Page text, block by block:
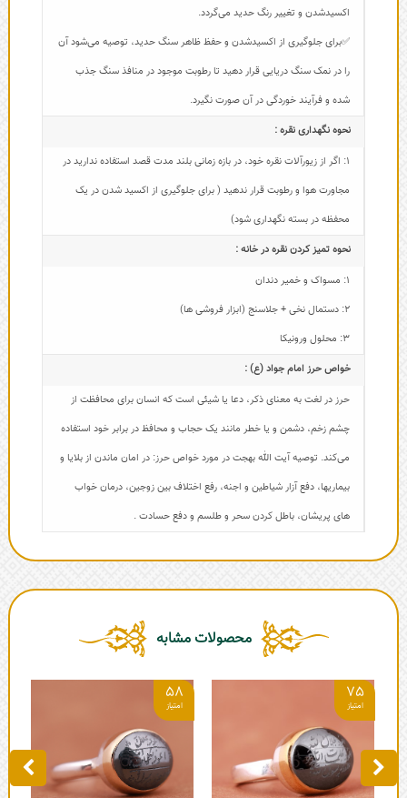
اکسیدشدن و تغییر رنگ حدید می‌گردد.
✅برای جلوگیری از اکسیدشدن و حفظ ظاهر سنگ حدید، توصیه می‌شود آن
را در نمک سنگ دریایی قرار دهید تا رطوبت موجود در منافذ سنگ جذب
شده و فرآیند خوردگی در آن صورت نگیرد.
نحوه نگهداری نقره :
1: اگر از زیورآلات نقره خود، در بازه زمانی بلند مدت قصد استفاده ندارید در
مجاورت هوا و رطوبت قرار ندهید ( برای جلوگیری از اکسید شدن در یک
محفظه در بسته نگهداری شود)
نحوه تمیز کردن نقره در خانه :
1: مسواک و خمیر دندان
2: دستمال نخی + جلاسنج (ابزار فروشی ها)
3: محلول ورونیکا
خواص حرز امام جواد (ع) :
حرز در لغت به معنای ذکر، دعا یا شیئی است که انسان برای محافظت از
چشم زخم، دشمن و یا خطر مانند یک حجاب و محافظ در برابر خود استفاده
می‌کند. توصیه آیت الله بهجت در مورد خواص حرز: در امان ماندن از بلایا و
بیماریها، دفع آزار شیاطین و اجنه، رفع اختلاف بین زوجین، درمان خواب
های پریشان، باطل کردن سحر و طلسم و دفع حسادت .
محصولات مشابه
75
58